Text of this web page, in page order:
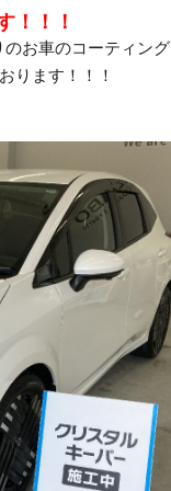
！！！
お車のコーティング
ります！！！